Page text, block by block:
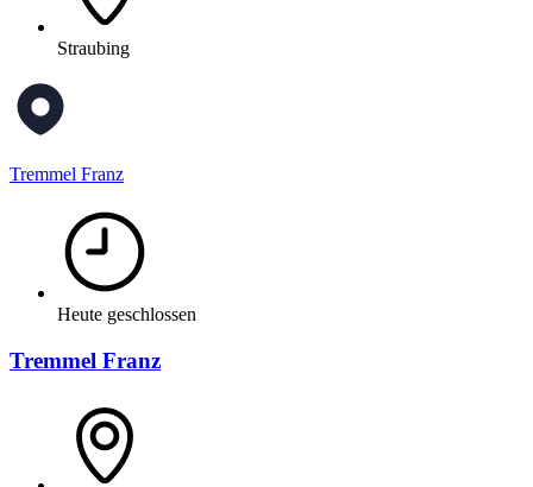
Straubing
Tremmel Franz
Heute geschlossen
Tremmel Franz